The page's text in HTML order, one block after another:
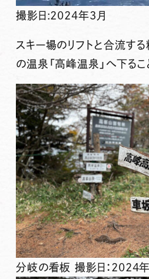
撮影日:2024年3月
スキー場のリフトと合流す
の温泉「高峰温泉」へ下るこ
分岐の看板 撮影日：2024